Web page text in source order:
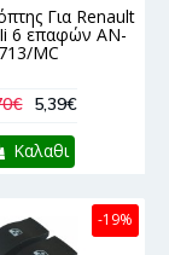
Για Renault
6 επαφών AN-
713/MC
5,39€
Καλαθι
-19%